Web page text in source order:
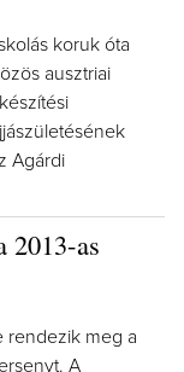
koruk óta
ausztriai
Agárdi
2013-as
rendezik meg a
A